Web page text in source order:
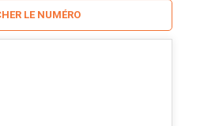
LE NUMÉRO